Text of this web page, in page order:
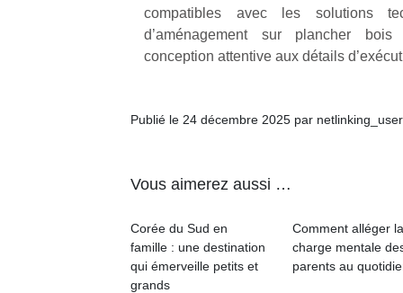
compatibles avec les solutions
d’aménagement sur plancher
conception attentive aux détails
Publié le 24 décembre 2025 par netlinking_user
Vous aimerez aussi …
Corée du Sud en
famille : une destination
qui émerveille petits et
grands
Comment alléger la
charge mentale
parents au